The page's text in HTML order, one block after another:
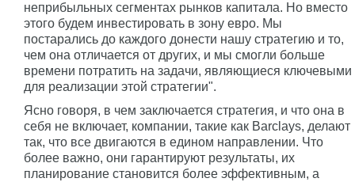
неприбыльных сегментах рынков капитала. Но вместо
этого будем инвестировать в зону евро. Мы
постарались до каждого донести нашу стратегию и то,
чем она отличается от других, и мы смогли больше
времени потратить на задачи, являющиеся ключевыми
для реализации этой стратегии".
Ясно говоря, в чем заключается стратегия, и что она в
себя не включает, компании, такие как Barclays, делают
так, что все двигаются в едином направлении. Что
более важно, они гарантируют результаты, их
планирование становится более эффективным, а